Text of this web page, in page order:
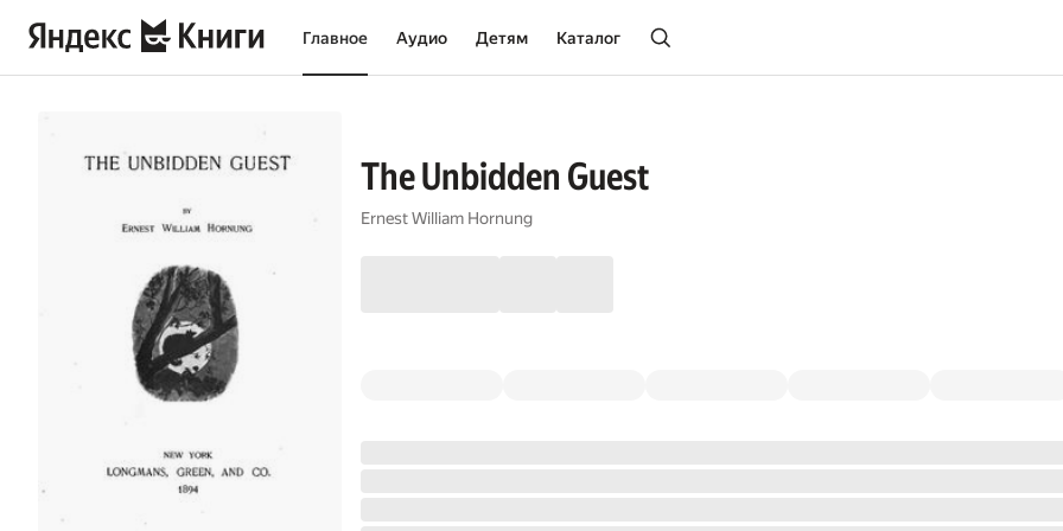
Главное Аудио Детям Каталог
The Unbidden Guest
Ernest William Hornung